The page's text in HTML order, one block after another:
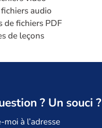
audio
de fichiers PDF
de leçons
? Un souci ?
moi à l’adresse